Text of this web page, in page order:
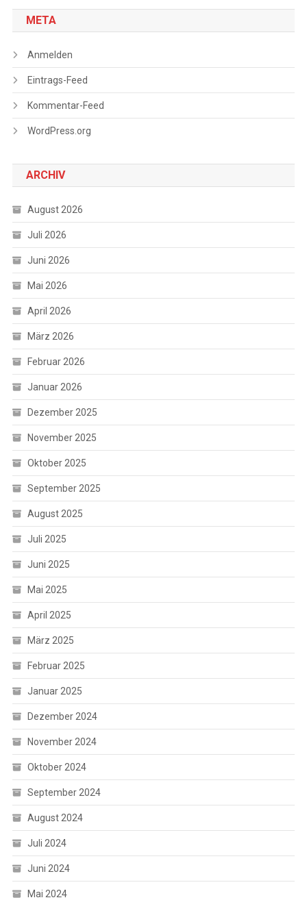
META
Anmelden
Eintrags-Feed
Kommentar-Feed
WordPress.org
ARCHIV
August 2026
Juli 2026
Juni 2026
Mai 2026
April 2026
März 2026
Februar 2026
Januar 2026
Dezember 2025
November 2025
Oktober 2025
September 2025
August 2025
Juli 2025
Juni 2025
Mai 2025
April 2025
März 2025
Februar 2025
Januar 2025
Dezember 2024
November 2024
Oktober 2024
September 2024
August 2024
Juli 2024
Juni 2024
Mai 2024